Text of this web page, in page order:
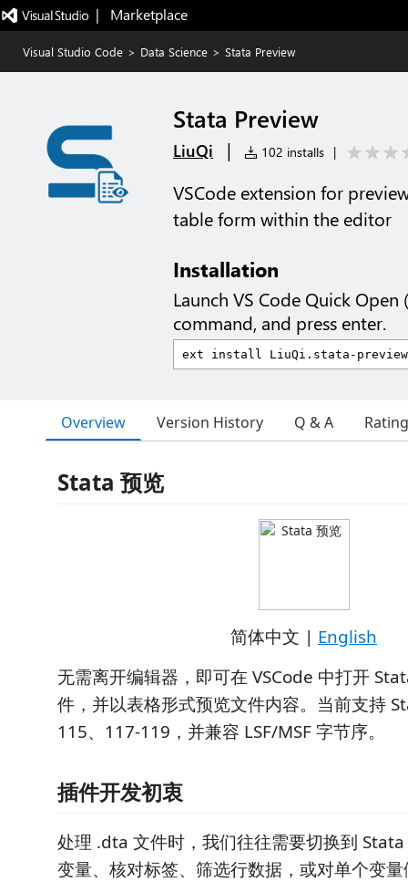
|   Marketplace
Visual Studio Code > Data Science > Stata Preview
Stata Preview
LiuQi | 102 installs |
VSCode extension for
table form within the editor
Installation
Launch VS Code Quick Open (
command, and press enter.
Overview Version History Q & A
Stata 预览
简体中文 | English
无需离开编辑器，即可在 VSCode 中打开
件，并以表格形式预览文件内容。当前支持
115、117-119，并兼容 LSF/MSF 字节序。
插件开发初衷
处理 .dta 文件时，我们往往需要切换到
变量、核对标签、筛选行数据，或对单个变